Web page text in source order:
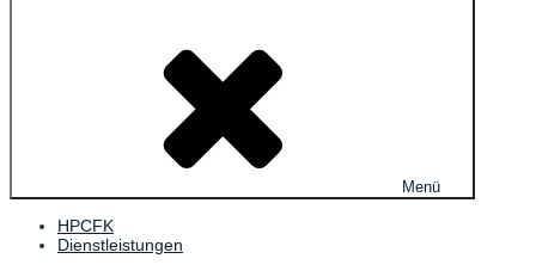
Menü
HPCFK
Dienstleistungen